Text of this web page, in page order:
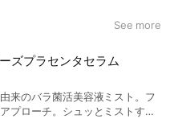
商品をご案内🌙
どでお悩みの方におすすめ
・美容法もお届け！
See more
ズプラセンタセラム
来のバラ菌活美容液ミスト。フ
プローチ。シュッとミストする